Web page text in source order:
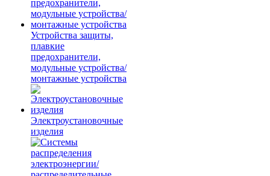
Устройства защиты,
плавкие
предохранители,
модульные устройства/
монтажные устройства
Электроустановочные
изделия